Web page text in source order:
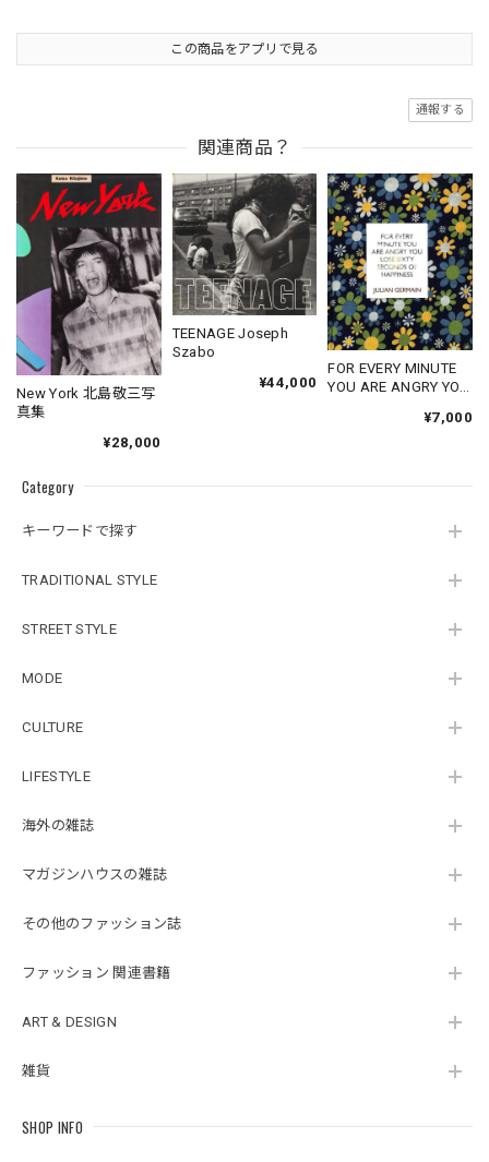
Category
キーワードで探す
TRADITIONAL STYLE
STREET STYLE
MODE
CULTURE
LIFESTYLE
海外の雑誌
マガジンハウスの雑誌
その他のファッション誌
ファッション 関連書籍
ART & DESIGN
雑貨
SHOP INFO
この商品をアプリで見る
通報する
関連商品？
New York 北島敬三写
真集
¥28,000
TEENAGE Joseph
Szabo
¥44,000
FOR EVERY MINUTE
YOU ARE ANGRY YOU
¥7,000